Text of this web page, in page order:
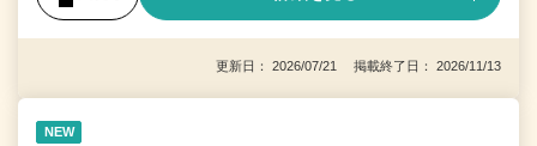
更新日： 2026/07/21 掲載終了日： 2026/11/13
NEW